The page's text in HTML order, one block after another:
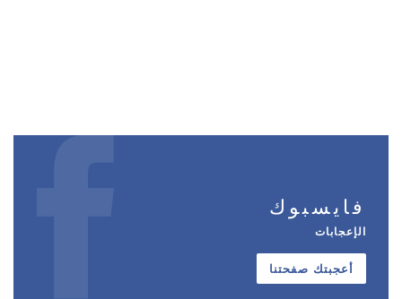
فايسبوك
الإعجابات
أعجبتك صفحتنا